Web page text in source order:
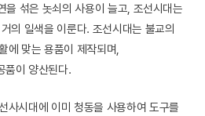
섞은 놋쇠의 사용이 늘고, 조선시대는
의 일색을 이룬다. 조선시대는 불교의
에 맞는 용품이 제작되며,
품이 양산된다.
사시대에 이미 청동을 사용하여 도구를